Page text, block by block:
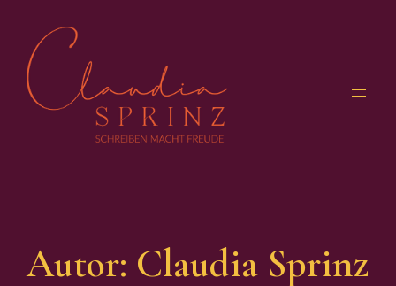
Inhalt
springen
Autor: Claudia Sprinz